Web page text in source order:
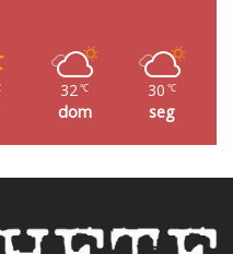
32℃
dom
30 ℃
seg